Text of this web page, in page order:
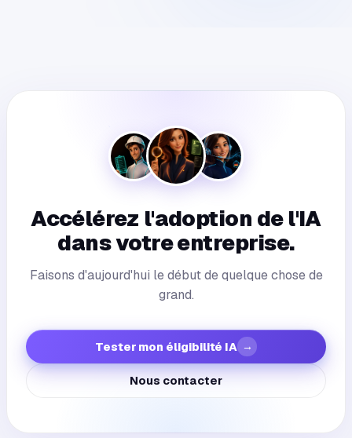
Les agents s'intègrent-ils à nos outils existants ?
Faites-vous autre chose que des agents IA ?
Accélérez l'adoption de l'IA
dans votre entreprise.
Faisons d'aujourd'hui le début de quelque chose de
grand.
Tester mon éligibilité IA →
Nous contacter